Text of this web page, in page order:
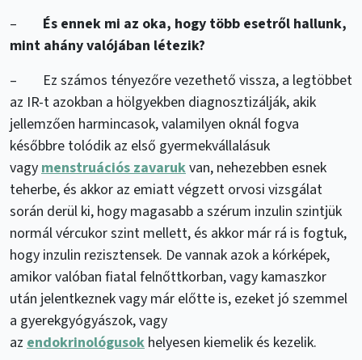
– És ennek mi az oka, hogy több esetről hallunk,
mint ahány valójában létezik?
– Ez számos tényezőre vezethető vissza, a legtöbbet
az IR-t azokban a hölgyekben diagnosztizálják, akik
jellemzően harmincasok, valamilyen oknál fogva
későbbre tolódik az első gyermekvállalásuk
vagy menstruációs zavarukvan, nehezebben esnek
teherbe, és akkor az emiatt végzett orvosi vizsgálat
során derül ki, hogy magasabb a szérum inzulin szintjük
normál vércukor szint mellett, és akkor már rá is fogtuk,
hogy inzulin rezisztensek. De vannak azok a kórképek,
amikor valóban fiatal felnőttkorban, vagy kamaszkor
után jelentkeznek vagy már előtte is, ezeket jó szemmel
a gyerekgyógyászok, vagy
az endokrinológusok helyesen kiemelik és kezelik.